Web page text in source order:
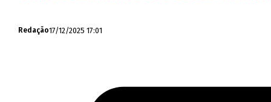
Redação17/12/2025 17:01